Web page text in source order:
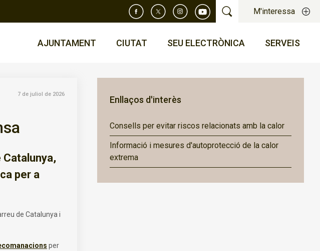
M'interessa
AJUNTAMENT CIUTAT SEU ELECTRÒNICA SERVEIS
7 de juliol de 2026
per a
de Catalunya i
per
Enllaços d'interès
Consells per evitar riscos relacionats amb la calor
Informació i mesures d'autoprotecció de la calor
extrema